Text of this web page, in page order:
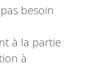
besoin
à la partie
à